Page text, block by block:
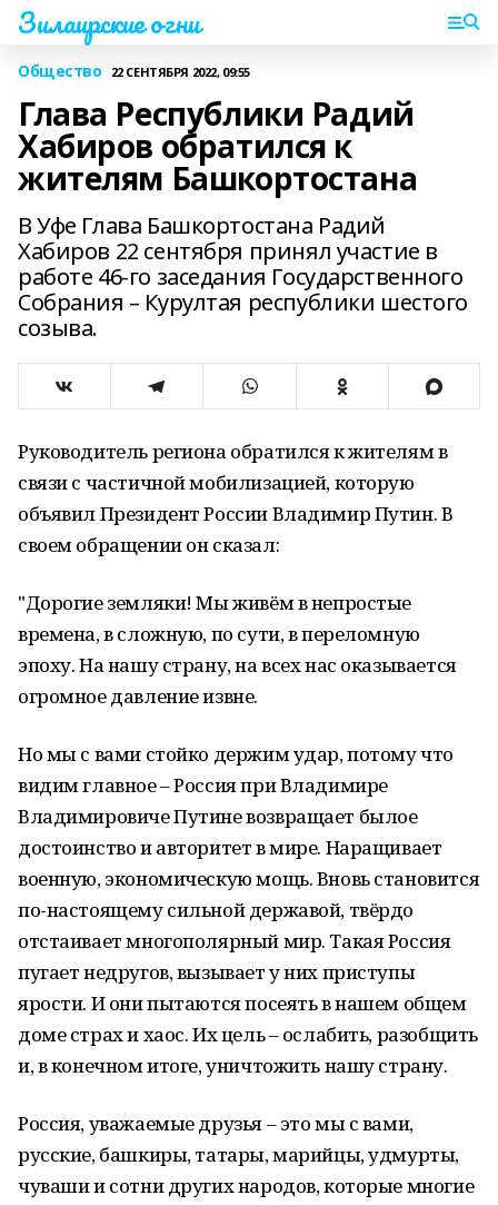
Зилаирские огни
Общество 22 СЕНТЯБРЯ 2022, 09:55
Глава Республики Радий
Хабиров обратился к
жителям Башкортостана
В Уфе Глава Башкортостана Радий
Хабиров 22 сентября принял участие в
работе 46-го заседания Государственного
Собрания – Курултая республики шестого
созыва.
Руководитель региона обратился к жителям в
связи с частичной мобилизацией, которую
объявил Президент России Владимир Путин. В
своем обращении он сказал:
"Дорогие земляки! Мы живём в непростые
времена, в сложную, по сути, в переломную
эпоху. На нашу страну, на всех нас оказывается
огромное давление извне.
Но мы с вами стойко держим удар, потому что
видим главное – Россия при Владимире
Владимировиче Путине возвращает былое
достоинство и авторитет в мире. Наращивает
военную, экономическую мощь. Вновь становится
по-настоящему сильной державой, твёрдо
отстаивает многополярный мир. Такая Россия
пугает недругов, вызывает у них приступы
ярости. И они пытаются посеять в нашем общем
доме страх и хаос. Их цель – ослабить, разобщить
и, в конечном итоге, уничтожить нашу страну.
Россия, уважаемые друзья – это мы с вами,
русские, башкиры, татары, марийцы, удмурты,
чуваши и сотни других народов, которые многие